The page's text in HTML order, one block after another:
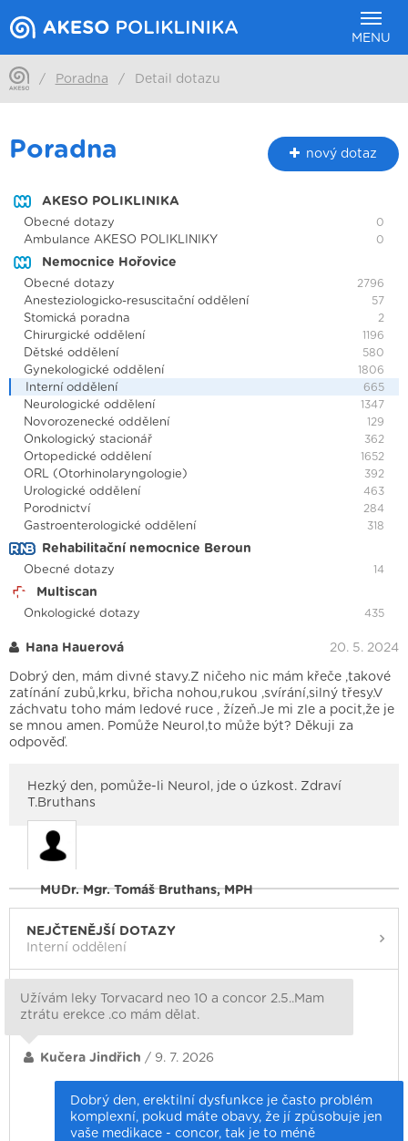
MENU
/ Poradna / Detail dotazu
Poradna nový dotaz
AKESO POLIKLINIKA
Obecné dotazy 0
Ambulance AKESO POLIKLINIKY 0
Nemocnice Hořovice
Obecné dotazy 2796
Anesteziologicko-resuscitační oddělení 57
Stomická poradna 2
Chirurgické oddělení 1196
Dětské oddělení 580
Gynekologické oddělení 1806
Interní oddělení 665
Neurologické oddělení 1347
Novorozenecké oddělení 129
Onkologický stacionář 362
Ortopedické oddělení 1652
ORL (Otorhinolaryngologie) 392
Urologické oddělení 463
Porodnictví 284
Gastroenterologické oddělení 318
Rehabilitační nemocnice Beroun
Obecné dotazy 14
Multiscan
Onkologické dotazy 435
Hana Hauerová 20. 5. 2024
Dobrý den, mám divné stavy.Z ničeho nic mám křeče ,takové
zatínání zubů,krku, břicha nohou,rukou ,svírání,silný třesy.V
záchvatu toho mám ledové ruce , žízeň.Je mi zle a pocit,že je
se mnou amen. Pomůže Neurol,to může být? Děkuji za
odpověď.
Hezký den, pomůže-li Neurol, jde o úzkost. Zdraví
T.Bruthans
MUDr. Mgr. Tomáš Bruthans, MPH
NEJČTENĚJŠÍ DOTAZY
Interní oddělení
Užívám leky Torvacard neo 10 a concor 2.5..Mam
ztrátu erekce .co mám dělat.
Kučera Jindřich / 9. 7. 2026
Dobrý den, erektilní dysfunkce je často problém
komplexní, pokud máte obavy, že jí způsobuje jen
vaše medikace - concor, tak je to méně